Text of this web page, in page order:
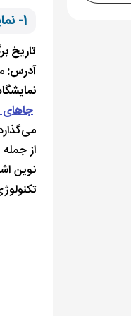
1- نمایشگاه بین‌المللی طلا و جواهر استانبول
تاریخ
آدرس:
جاهای
از
نوین